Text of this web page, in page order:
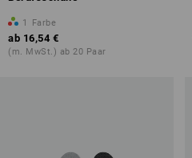
1 Farbe
ab 16,54 €
(m. MwSt.) ab 20 Paar